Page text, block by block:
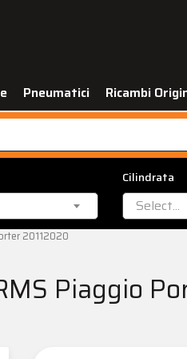
Pneumatici Ricambi
Cilindrata
Select...
20112020
Piaggio